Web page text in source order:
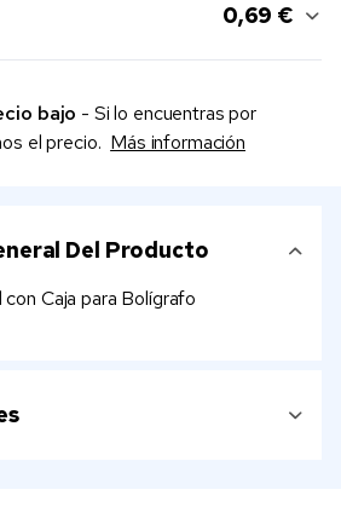
0,69 €
bajo - Si lo encuentras por
el precio. Más información
Del Producto
Caja para Bolígrafo